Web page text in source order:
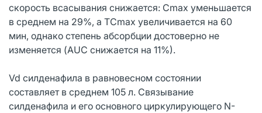
скорость всасывания снижается: Cmax уменьшается
в среднем на 29%, а ТCmax увеличивается на 60
мин, однако степень абсорбции достоверно не
изменяется (AUC снижается на 11%).
Vd силденафила в равновесном состоянии
составляет в среднем 105 л. Связывание
силденафила и его основного циркулирующего N-